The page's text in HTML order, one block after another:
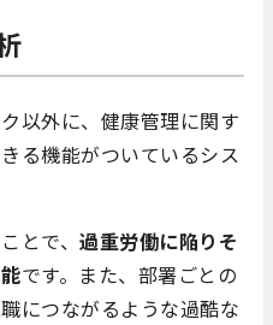
以外に、健康管理に関す
る機能がついているシス
とで、 過重労働に陥りそ
です。また、部署ごとの
につながるような過酷な